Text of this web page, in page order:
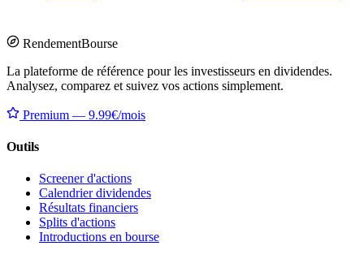
RendementBourse
La plateforme de référence pour les investisseurs en dividendes.
Analysez, comparez et suivez vos actions simplement.
Premium — 9.99€/mois
Outils
Screener d'actions
Calendrier dividendes
Résultats financiers
Splits d'actions
Introductions en bourse